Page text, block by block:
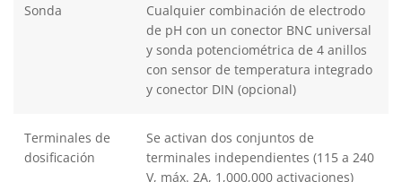
Sonda
Cualquier combinación de electrodo
de pH con un conector BNC universal
y sonda potenciométrica de 4 anillos
con sensor de temperatura integrado
y conector DIN (opcional)
Terminales de
dosificación
Se activan dos conjuntos de
terminales independientes (115 a 240
V, máx. 2A, 1,000,000 activaciones)